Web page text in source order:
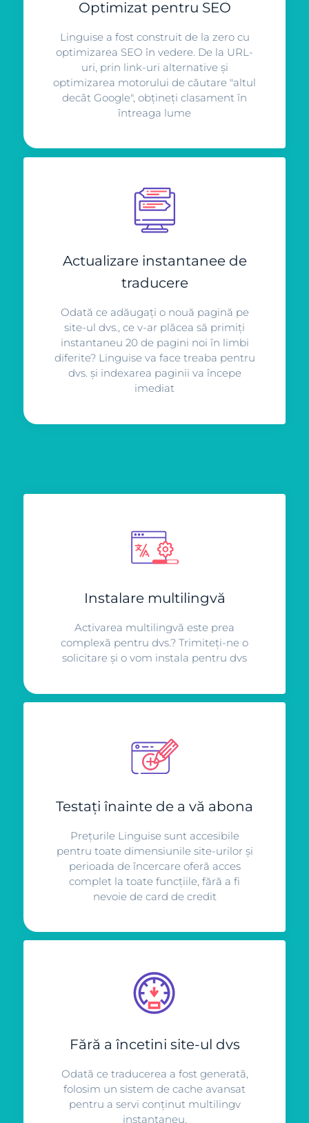
Optimizat pentru SEO
Linguise a fost construit de la zero cu
optimizarea SEO în vedere. De la URL-
uri, prin link-uri alternative și
optimizarea motorului de căutare "altul
decât Google", obțineți clasament în
întreaga lume
Actualizare instantanee de
traducere
Odată ce adăugați o nouă pagină pe
site-ul dvs., ce v-ar plăcea să primiți
instantaneu 20 de pagini noi în limbi
diferite? Linguise va face treaba pentru
dvs. și indexarea paginii va începe
imediat
Instalare multilingvă
Activarea multilingvă este prea
complexă pentru dvs.? Trimiteți-ne o
solicitare și o vom instala pentru dvs
Testați înainte de a vă abona
Prețurile Linguise sunt accesibile
pentru toate dimensiunile site-urilor și
perioada de încercare oferă acces
complet la toate funcțiile, fără a fi
nevoie de card de credit
Fără a încetini site-ul dvs
Odată ce traducerea a fost generată,
folosim un sistem de cache avansat
pentru a servi conținut multilingv
instantaneu.